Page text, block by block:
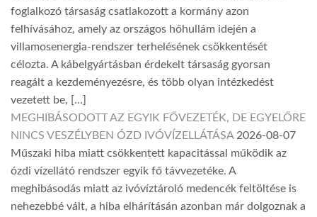
foglalkozó társaság csatlakozott a kormány azon
felhívásához, amely az országos hőhullám idején a
villamosenergia-rendszer terhelésének csökkentését
célozta. A kábelgyártásban érdekelt társaság gyorsan
reagált a kezdeményezésre, és több olyan intézkedést
vezetett be, […]
MEGHIBÁSODOTT AZ EGYIK FŐVEZETÉK, DE EGYELŐRE
NINCS VESZÉLYBEN ÓZD IVÓVÍZELLÁTÁSA 2026-08-07
Műszaki hiba miatt csökkentett kapacitással működik az
ózdi vízellátó rendszer egyik fő távvezetéke. A
meghibásodás miatt az ivóvíztároló medencék feltöltése is
nehezebbé vált, a hiba elhárításán azonban már dolgoznak a